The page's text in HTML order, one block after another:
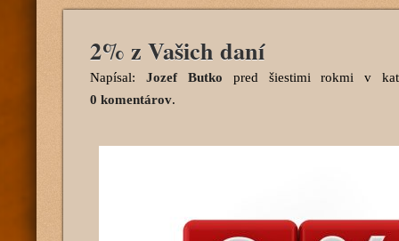
2% z Vašich daní
Napísal: Jozef Butko pred šiestimi rokmi v
0 komentárov.